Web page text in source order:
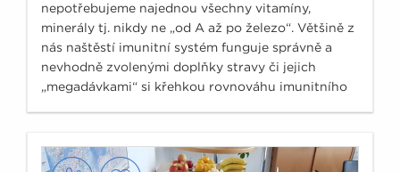
nepotřebujeme najednou všechny vitamíny,
minerály tj. nikdy ne „od A až po železo“. Většině z
nás naštěstí imunitní systém funguje správně a
nevhodně zvolenými doplňky stravy či jejich
„megadávkami“ si křehkou rovnováhu imunitního